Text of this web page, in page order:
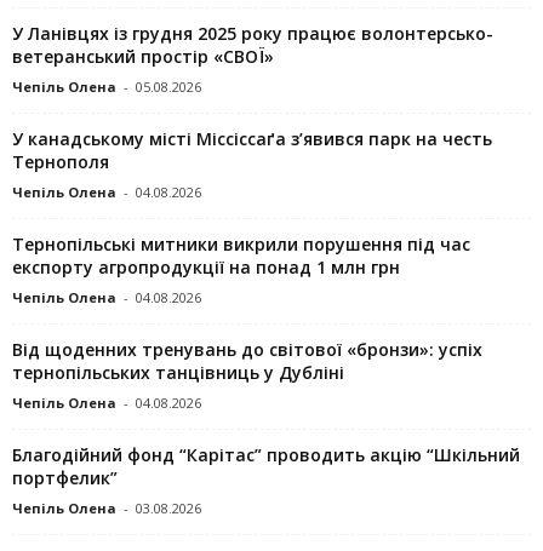
У Ланівцях із грудня 2025 року працює волонтерсько-
ветеранський простір «СВОЇ»
Чепіль Олена - 05.08.2026
У канадському місті Міссіссаґа з’явився парк на честь
Тернополя
Чепіль Олена - 04.08.2026
Тернопільські митники викрили порушення під час
експорту агропродукції на понад 1 млн грн
Чепіль Олена - 04.08.2026
Від щоденних тренувань до світової «бронзи»: успіх
тернопільських танцівниць у Дубліні
Чепіль Олена - 04.08.2026
Благодійний фонд “Карітас” проводить акцію “Шкільний
портфелик”
Чепіль Олена - 03.08.2026